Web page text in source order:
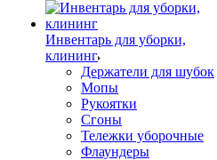
Инвентарь для уборки,
клининг
Держатели для шубок
Мопы
Рукоятки
Сгоны
Тележки уборочные
Флаундеры